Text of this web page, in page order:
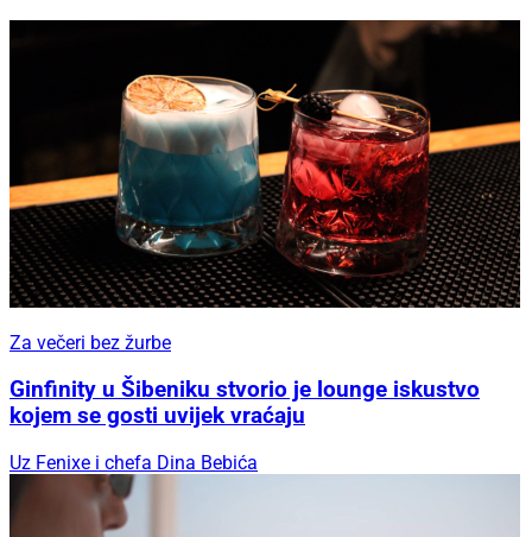
Za večeri bez žurbe
Ginfinity u Šibeniku stvorio je lounge iskustvo
kojem se gosti uvijek vraćaju
Uz Fenixe i chefa Dina Bebića